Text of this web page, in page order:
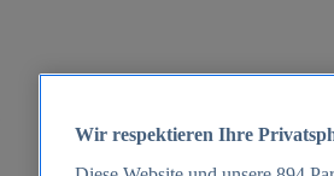
Wir respektieren Ihre